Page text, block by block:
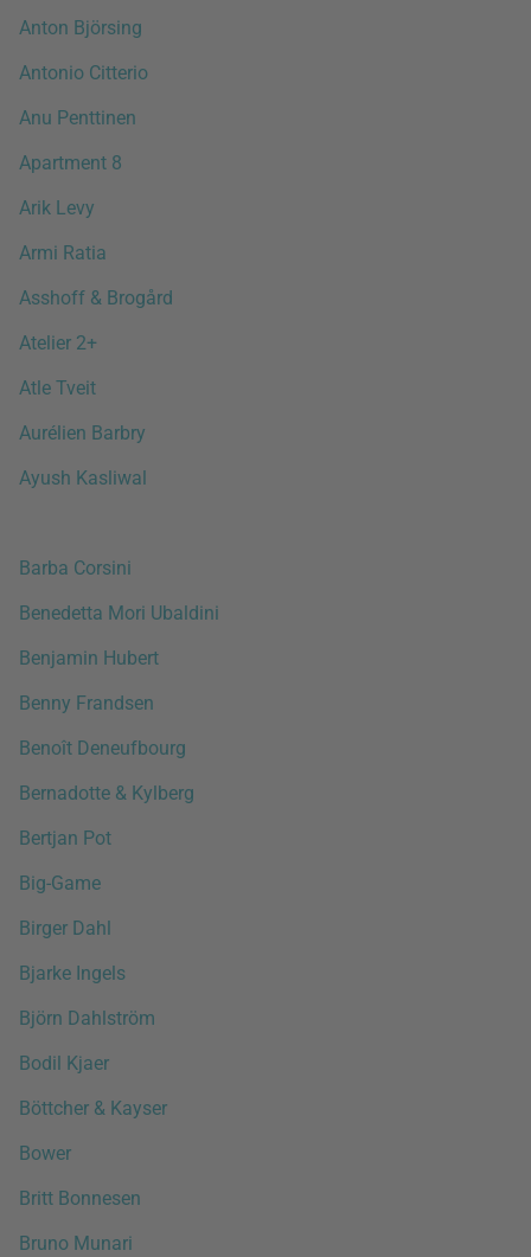
Anton Björsing
Antonio Citterio
Anu Penttinen
Apartment 8
Arik Levy
Armi Ratia
Asshoff & Brogård
Atelier 2+
Atle Tveit
Aurélien Barbry
Ayush Kasliwal
Barba Corsini
Benedetta Mori Ubaldini
Benjamin Hubert
Benny Frandsen
Benoît Deneufbourg
Bernadotte & Kylberg
Bertjan Pot
Big-Game
Birger Dahl
Bjarke Ingels
Björn Dahlström
Bodil Kjaer
Böttcher & Kayser
Bower
Britt Bonnesen
Bruno Munari